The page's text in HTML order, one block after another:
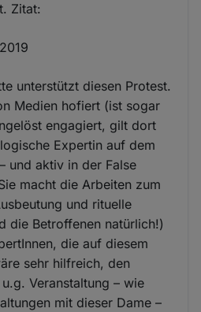
Zitat:
unterstützt diesen Protest.
Medien hofiert (ist sogar
engagiert, gilt dort
Expertin auf dem
und aktiv in der False
macht die Arbeiten zum
und rituelle
die Betroffenen natürlich!)
die auf diesem
sehr hilfreich, den
Veranstaltung – wie
mit dieser Dame –